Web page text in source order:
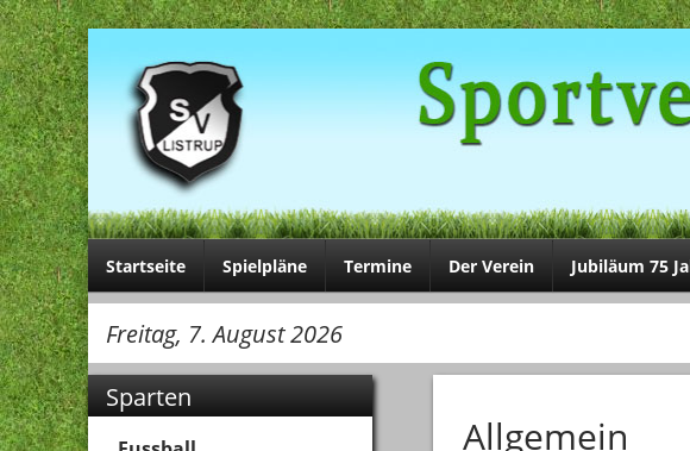
Startseite Spielpläne Termine Der Verein Jubiläum 75
Freitag, 7. August 2026
Sparten
Allgemein